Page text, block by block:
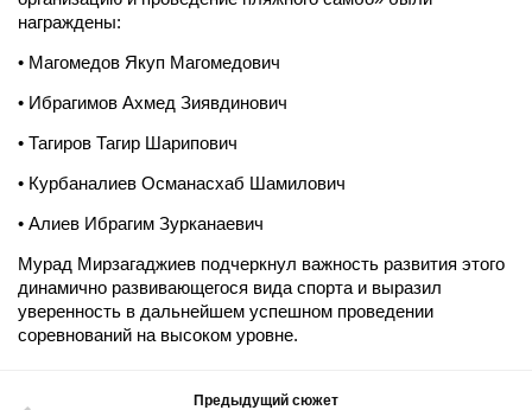
награждены:
• Магомедов Якуп Магомедович
• Ибрагимов Ахмед Зиявдинович
• Тагиров Тагир Шарипович
• Курбаналиев Османасхаб Шамилович
• Алиев Ибрагим Зурканаевич
Мурад Мирзагаджиев подчеркнул важность развития этого
динамично развивающегося вида спорта и выразил
уверенность в дальнейшем успешном проведении
соревнований на высоком уровне.
Предыдущий сюжет